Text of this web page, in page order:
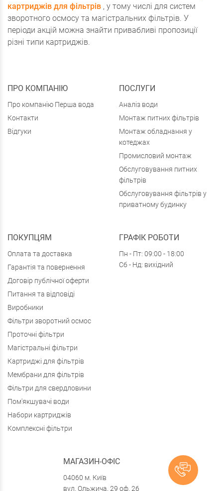
картриджів для фільтрів , у тому числі для систем
зворотного осмосу та магістральних фільтрів. У
періоди акцій можна знайти привабливі пропозиції
різні типи картриджів.
ПРО КОМПАНІЮ
Про компанію Перша вода
Контакти
Відгуки
ПОСЛУГИ
Аналіз води
Монтаж питних фільтрів
Монтаж обладнання у
котеджах
Промисловий монтаж
Обслуговування питних
фільтрів
Обслуговування фільтрів у
приватному будинку
ПОКУПЦЯМ
Оплата та доставка
Гарантія та повернення
Договір публічної оферти
Питання та відповіді
Виробники
Фільтри зворотний осмос
Проточні фільтри
Магістральні фільтри
Картриджі для фільтрів
Мембрани для фільтрів
Фільтри для свердловини
Пом'якшувачі води
Набори картриджів
Комплексні фільтри
ГРАФІК РОБОТИ
Пн - Пт: 09:00 - 18:00
Сб - Нд: вихідний
МАГАЗИН-ОФІС
04060 м. Київ
вул. Ольжича, 29 оф. 26